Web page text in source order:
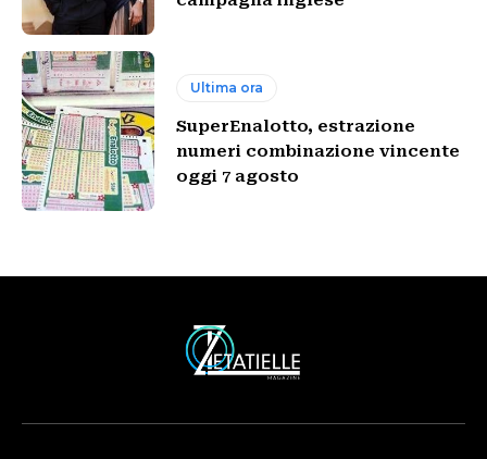
Ultima ora
SuperEnalotto, estrazione
numeri combinazione vincente
oggi 7 agosto